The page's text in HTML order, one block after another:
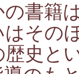
書籍
その
歴史と